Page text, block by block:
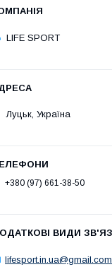
LIFE SPORT
Луцьк, Україна
+380 (97) 661-38-50
lifesport.in.ua@gmail.com